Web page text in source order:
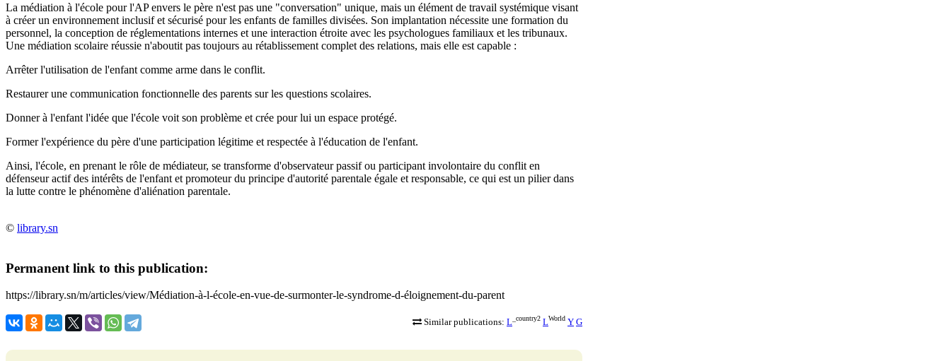
La médiation à l'école pour l'AP envers le père n'est pas une "conversation" unique, mais un élément de travail systémique visant
à créer un environnement inclusif et sécurisé pour les enfants de familles divisées. Son implantation nécessite une formation du
personnel, la conception de réglementations internes et une interaction étroite avec les psychologues familiaux et les tribunaux.
Une médiation scolaire réussie n'aboutit pas toujours au rétablissement complet des relations, mais elle est capable :
Arrêter l'utilisation de l'enfant comme arme dans le conflit.
Restaurer une communication fonctionnelle des parents sur les questions scolaires.
Donner à l'enfant l'idée que l'école voit son problème et crée pour lui un espace protégé.
Former l'expérience du père d'une participation légitime et respectée à l'éducation de l'enfant.
Ainsi, l'école, en prenant le rôle de médiateur, se transforme d'observateur passif ou participant involontaire du conflit en
défenseur actif des intérêts de l'enfant et promoteur du principe d'autorité parentale égale et responsable, ce qui est un pilier dans
la lutte contre le phénomène d'aliénation parentale.
© library.sn
Permanent link to this publication:
https://library.sn/m/articles/view/Médiation-à-l-école-en-vue-de-surmonter-le-syndrome-d-éloignement-du-parent
Similar publications: L _country2 LWorld Y G